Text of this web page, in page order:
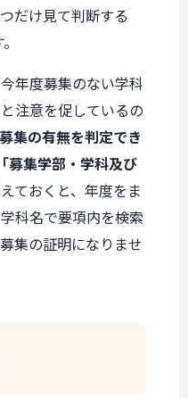
だけ見て判断する
年度募集のない学科
注意を促しているの
募集の有無を判定でき
募集学部・学科及び
ておくと、年度をま
科名で要項内を検索
集の証明になりませ